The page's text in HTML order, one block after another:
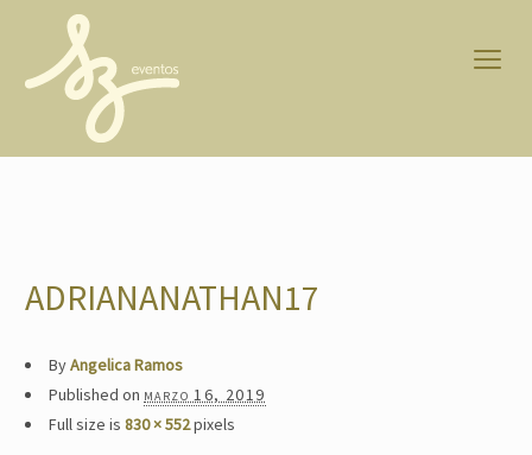
ADRIANANATHAN17
ByAngelica Ramos
Published on marzo 16, 2019
Full size is 830 × 552pixels